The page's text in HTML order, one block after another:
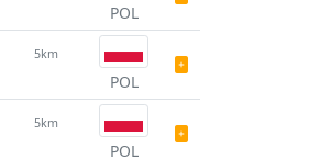
POL
5km
POL
5km
POL